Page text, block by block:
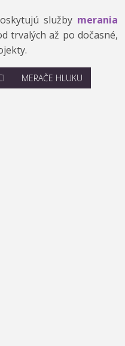
služby merania
trvalých až po dočasné,
MERAČE HLUKU